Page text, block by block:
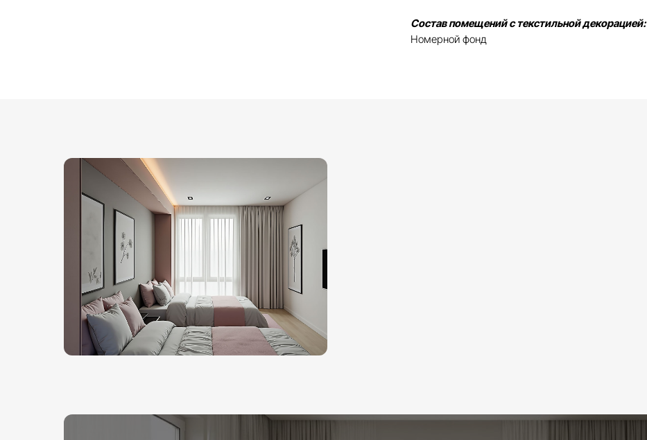
Состав помещений с текстильной декорацией:
Номерной фонд